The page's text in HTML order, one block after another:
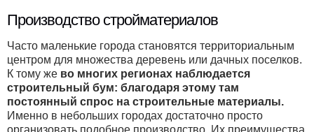
Производство стройматериалов
Часто маленькие города становятся территориальным
центром для множества деревень или дачных поселков.
К тому же во многих регионах наблюдается
строительный бум: благодаря этому там
постоянный спрос на строительные материалы.
Именно в небольших городах достаточно просто